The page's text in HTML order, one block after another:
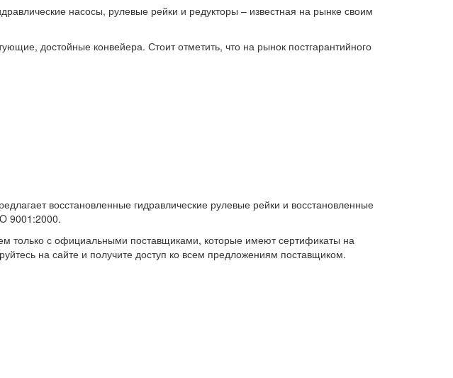
насосы, рулевые рейки и редукторы – известная на рынке своим
достойные конвейера. Стоит отметить, что на рынок постгарантийного
восстановленные гидравлические рулевые рейки и восстановленные
9001:2000.
только с официальными поставщиками, которые имеют сертификаты на
на сайте и получите доступ ко всем предложениям поставщиком.